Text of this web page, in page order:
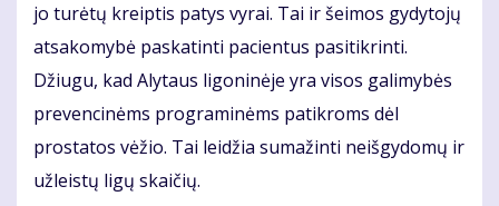
jo turėtų kreiptis patys vyrai. Tai ir šeimos gydytojų
atsakomybė paskatinti pacientus pasitikrinti.
Džiugu, kad Alytaus ligoninėje yra visos galimybės
prevencinėms programinėms patikroms dėl
prostatos vėžio. Tai leidžia sumažinti neišgydomų ir
užleistų ligų skaičių.